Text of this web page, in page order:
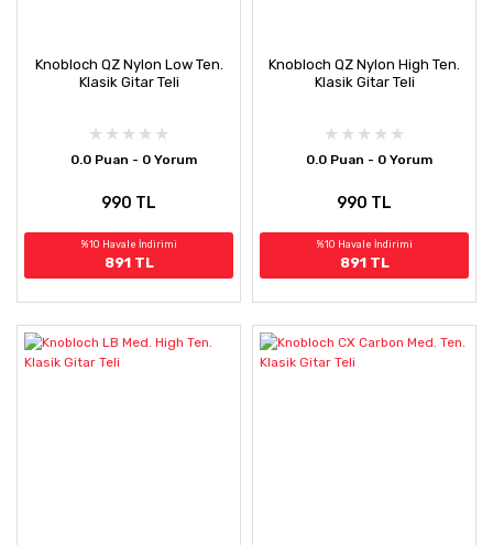
Knobloch QZ Nylon Low Ten.
Klasik Gitar Teli
0.0 Puan - 0 Yorum
990 TL
%10 Havale İndirimi
891 TL
Knobloch QZ Nylon High Ten.
Klasik Gitar Teli
0.0 Puan - 0 Yorum
990 TL
%10 Havale İndirimi
891 TL